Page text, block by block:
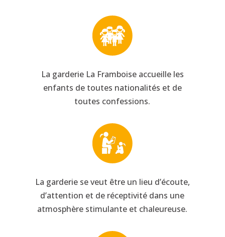
La garderie La Framboise accueille les
enfants de toutes nationalités et de
toutes confessions.
La garderie se veut être un lieu d’écoute,
d’attention et de réceptivité dans une
atmosphère stimulante et chaleureuse.